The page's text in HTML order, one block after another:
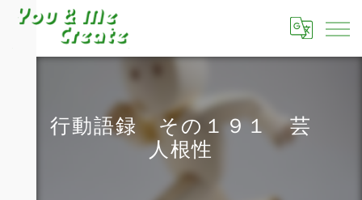
行動語録 その１９１ 芸
人根性